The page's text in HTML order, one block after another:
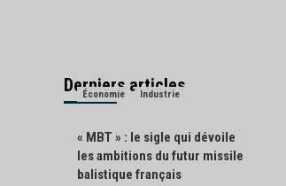
Derniers articles
Économie Industrie
« MBT » : le sigle qui dévoile
les ambitions du futur missile
balistique français